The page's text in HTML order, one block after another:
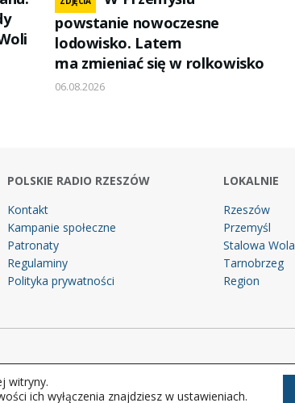
powstanie nowoczesne
lodowisko. Latem
ma zmieniać się w rolkowisko
06.08.2026
POLSKIE RADIO RZESZÓW
Kontakt
Kampanie społeczne
Patronaty
Regulaminy
Polityka prywatności
LOKALNIE
Rzeszów
Przemyśl
Stalowa Wola
Tarnobrzeg
Region
witryny.
ich wyłączenia znajdziesz w ustawieniach.